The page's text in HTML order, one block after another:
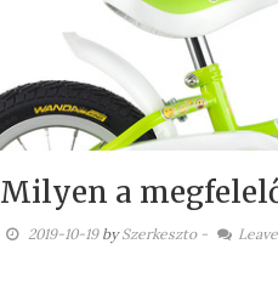
Milyen a
2019-10-19bySzerkeszto -